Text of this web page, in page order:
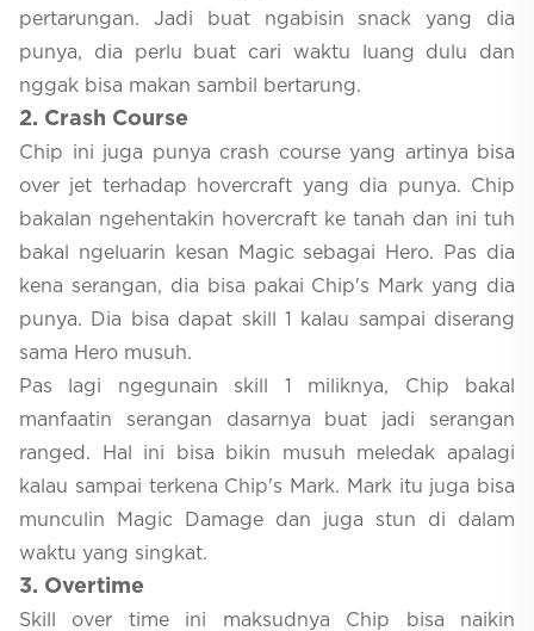
pertarungan. Jadi buat ngabisin snack yang dia
punya, dia perlu buat cari waktu luang dulu dan
nggak bisa makan sambil bertarung.
2. Crash Course
Chip ini juga punya crash course yang artinya bisa
over jet terhadap hovercraft yang dia punya. Chip
bakalan ngehentakin hovercraft ke tanah dan ini tuh
bakal ngeluarin kesan Magic sebagai Hero. Pas dia
kena serangan, dia bisa pakai Chip's Mark yang dia
punya. Dia bisa dapat skill 1 kalau sampai diserang
sama Hero musuh.
Pas lagi ngegunain skill 1 miliknya, Chip bakal
manfaatin serangan dasarnya buat jadi serangan
ranged. Hal ini bisa bikin musuh meledak apalagi
kalau sampai terkena Chip's Mark. Mark itu juga bisa
munculin Magic Damage dan juga stun di dalam
waktu yang singkat.
3. Overtime
Skill over time ini maksudnya Chip bisa naikin